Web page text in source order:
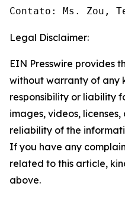
Contato: Ms. Zou,
Legal Disclaimer:
EIN Presswire provides
without warranty of any
responsibility or liability
images, videos,
reliability of the
If you have any
related to this article,
above.